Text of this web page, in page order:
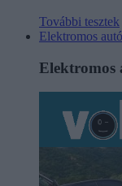
További tesztek
Elektromos autó
Elektromos